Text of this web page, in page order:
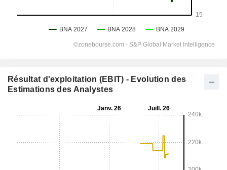
Résultat d'exploitation (EBIT) - Evolution des
Estimations des Analystes